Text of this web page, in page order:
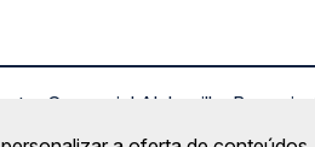
Comercial Alphaville,
Copyright 2026 ©